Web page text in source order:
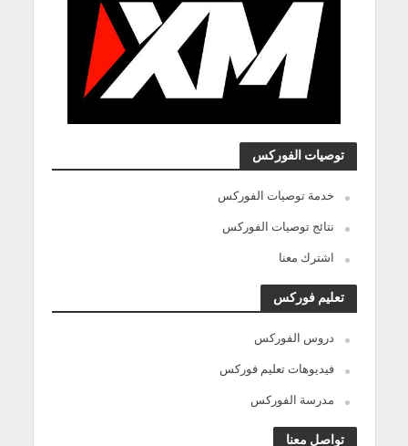
توصيات الفوركس
خدمة توصيات الفوركس
نتائج توصيات الفوركس
اشترك معنا
تعليم فوركس
دروس الفوركس
فيديوهات تعليم فوركس
مدرسة الفوركس
تواصل معنا